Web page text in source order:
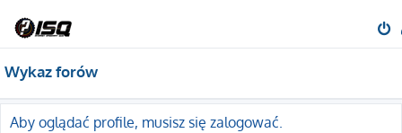
Wykaz forów
Aby oglądać profile, musisz się zalogować.